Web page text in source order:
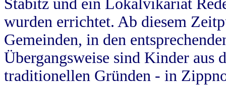
Stabitz und ein Lokalvikariat
wurden errichtet. Ab diesem
Gemeinden, in den
Übergangsweise sind Kinder aus
traditionellen Gründen - in